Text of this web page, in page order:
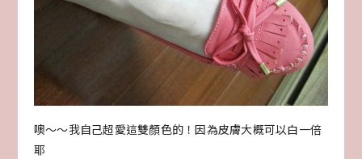
噢～～我自己超愛這雙顏色的！因為皮膚大概可以白一倍
耶